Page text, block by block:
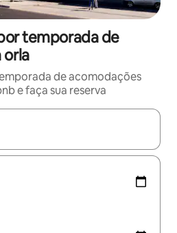
temporada de
orla
de acomodações
e faça sua reserva
disponíveis, explore-os